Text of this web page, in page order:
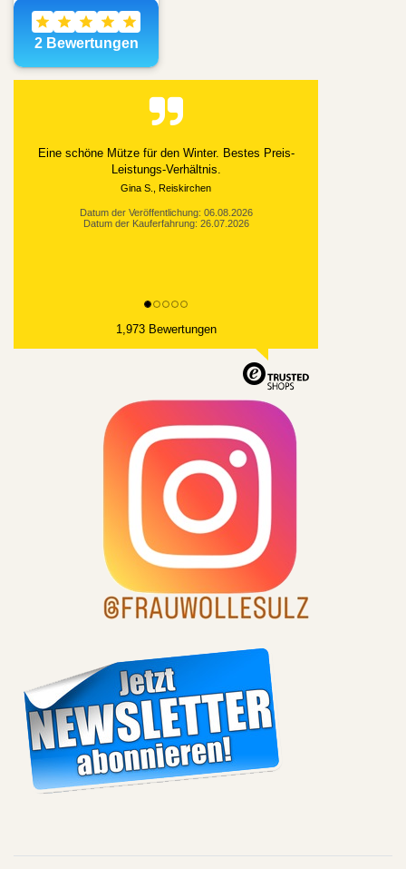
Eine schöne Mütze für den Winter. Bestes Preis-
Leistungs-Verhältnis.
Gina S., Reiskirchen
Datum der Veröffentlichung: 06.08.2026
Datum der Kauferfahrung: 26.07.2026
1,973 Bewertungen